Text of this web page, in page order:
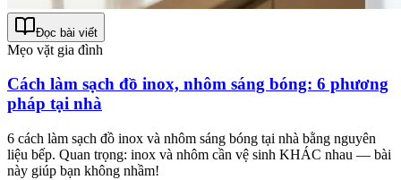
Đọc bài viết
Mẹo vặt gia đình
Cách làm sạch đồ inox, nhôm sáng bóng: 6 phương
pháp tại nhà
6 cách làm sạch đồ inox và nhôm sáng bóng tại nhà bằng nguyên
liệu bếp. Quan trọng: inox và nhôm cần vệ sinh KHÁC nhau — bài
này giúp bạn không nhầm!